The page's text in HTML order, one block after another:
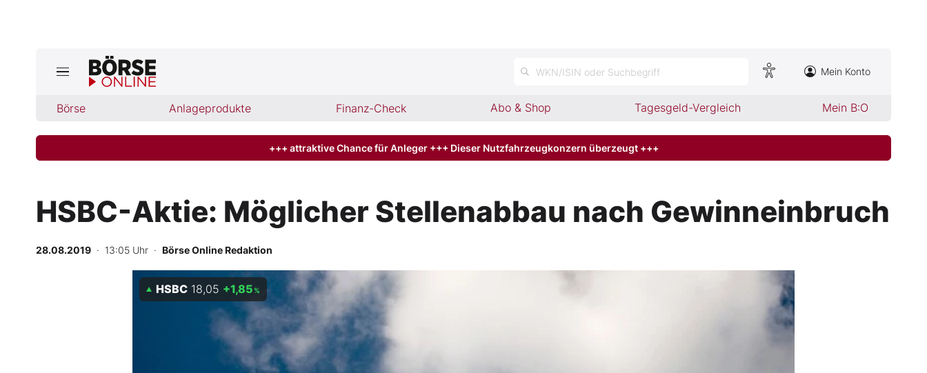
WKN/ISIN oder Suchbegriff Mein Konto
Börse Anlageprodukte Finanz-Check Abo & Shop Tagesgeld-Vergleich Mein B:O
Jetzt aktuelle Ausgabe BÖRSE ONLINE lesen
Finanz-Check
Abo & Shop
BO-Musterdepots
+++ attraktive Chance für Anleger +++ Dieser Nutzfahrzeugkonzern überzeugt +++
HSBC-Aktie: Möglicher Stellenabbau nach Gewinneinbruch
28.08.2019 · 13:05 Uhr · Börse Online Redaktion
HSBC 18,05 +1,85 %